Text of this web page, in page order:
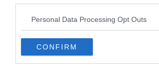
Personal Data Processing Opt Outs
CONFIRM
À lire aussi sur le guide